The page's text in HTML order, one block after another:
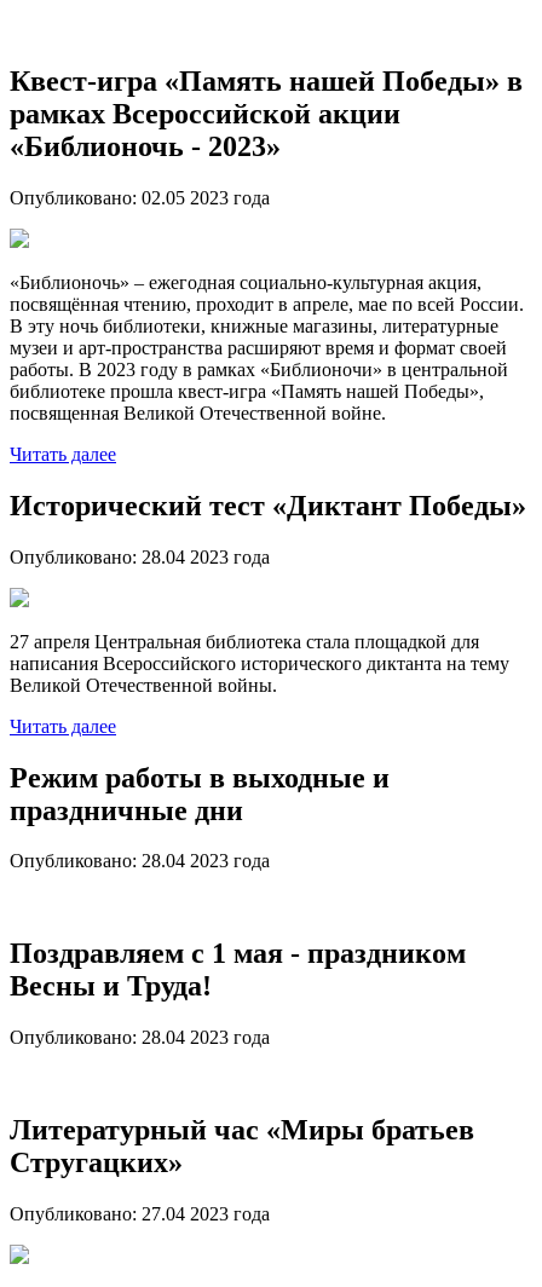
Квест-игра «Память нашей Победы» в
рамках Всероссийской акции
«Библионочь - 2023»
Опубликовано: 02.05 2023 года
«Библионочь» – ежегодная социально-культурная акция,
посвящённая чтению, проходит в апреле, мае по всей России.
В эту ночь библиотеки, книжные магазины, литературные
музеи и арт-пространства расширяют время и формат своей
работы. В 2023 году в рамках «Библионочи» в центральной
библиотеке прошла квест-игра «Память нашей Победы»,
посвященная Великой Отечественной войне.
Читать далее
Исторический тест «Диктант Победы»
Опубликовано: 28.04 2023 года
27 апреля Центральная библиотека стала площадкой для
написания Всероссийского исторического диктанта на тему
Великой Отечественной войны.
Читать далее
Режим работы в выходные и
праздничные дни
Опубликовано: 28.04 2023 года
Поздравляем с 1 мая - праздником
Весны и Труда!
Опубликовано: 28.04 2023 года
Литературный час «Миры братьев
Стругацких»
Опубликовано: 27.04 2023 года